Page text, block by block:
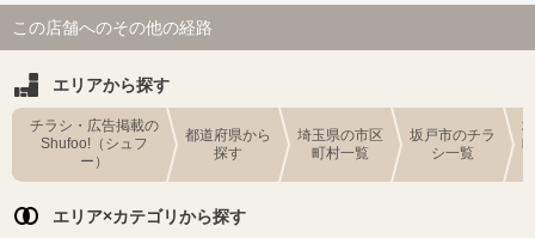
この店舗へのその他の経路
エリアから探す
チラシ・広告掲載の
Shufoo!（シュフ
ー）
都道府県から
探す
埼玉県の市区
町村一覧
坂戸市のチラ
シ一覧
エリア×カテゴリから探す